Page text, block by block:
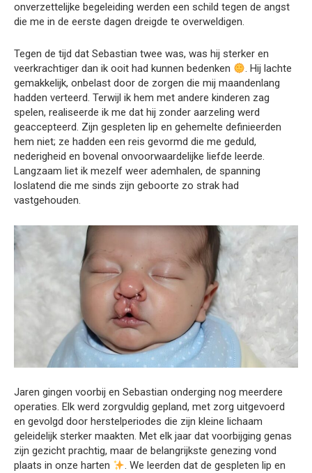
onverzettelijke begeleiding werden een schild tegen de angst
die me in de eerste dagen dreigde te overweldigen.
Tegen de tijd dat Sebastian twee was, was hij sterker en
veerkrachtiger dan ik ooit had kunnen bedenken
. Hij lachte
gemakkelijk, onbelast door de zorgen die mij maandenlang
hadden verteerd. Terwijl ik hem met andere kinderen zag
spelen, realiseerde ik me dat hij zonder aarzeling werd
geaccepteerd. Zijn gespleten lip en gehemelte definieerden
hem niet; ze hadden een reis gevormd die me geduld,
nederigheid en bovenal onvoorwaardelijke liefde leerde.
Langzaam liet ik mezelf weer ademhalen, de spanning
loslatend die me sinds zijn geboorte zo strak had
vastgehouden.
Jaren gingen voorbij en Sebastian onderging nog meerdere
operaties. Elk werd zorgvuldig gepland, met zorg uitgevoerd
en gevolgd door herstelperiodes die zijn kleine lichaam
geleidelijk sterker maakten. Met elk jaar dat voorbijging genas
zijn gezicht prachtig, maar de belangrijkste genezing vond
plaats in onze harten
. We leerden dat de gespleten lip en